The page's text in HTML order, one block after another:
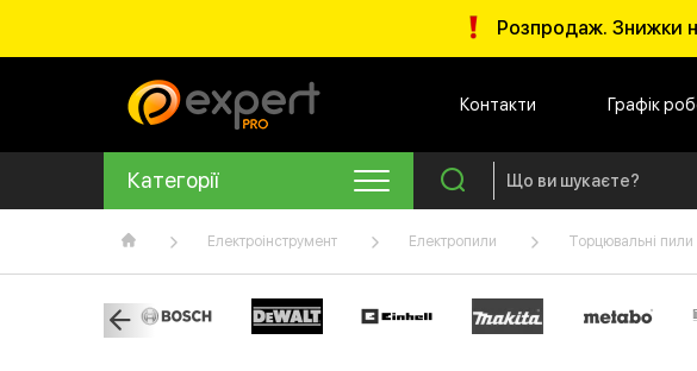
Розпродаж. Знижки
Контакти Графік
Категорії
Електроінструмент Електропили Торцювальні пили